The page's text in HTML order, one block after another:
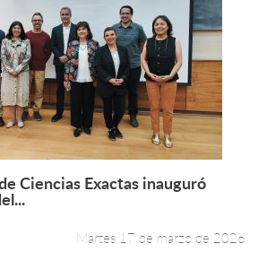
Leer más +
Ciencias Exactas inauguró
Martes 17 de marzo de 2026